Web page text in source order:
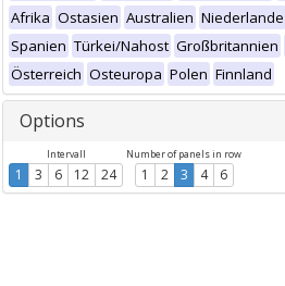
Afrika Ostasien Australien Niederlande
Spanien Türkei/Nahost Großbritannien
Österreich Osteuropa Polen Finnland
Options
Intervall
1 3 6 12 24
Number of panels in row
1 2 3 4 6